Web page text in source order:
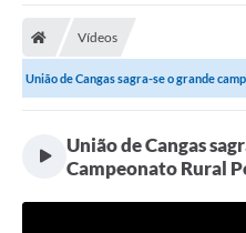
Vídeos
União de Cangas sagra-se o grande
União de Cangas
Campeonato Rural